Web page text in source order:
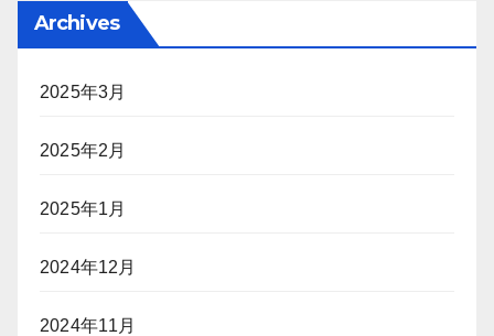
Archives
2025年3月
2025年2月
2025年1月
2024年12月
2024年11月